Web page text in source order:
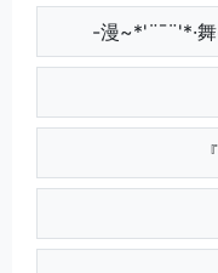
-漫~*'¨¯¨'*·